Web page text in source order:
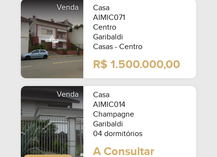
Venda
Casa
AIMIC071
Centro
Garibaldi
Casas - Centro
R$ 1.500.000,00
Venda
Casa
AIMIC014
Champagne
Garibaldi
04 dormitórios
A Consultar